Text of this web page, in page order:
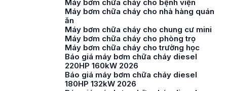
Máy bơm chữa cháy cho bệnh viện
Máy bơm chữa cháy cho nhà hàng quán
ăn
Máy bơm chữa cháy cho chung cư mini
Máy bơm chữa cháy cho phòng trọ
Máy bơm chữa cháy cho trường học
Báo giá máy bơm chữa cháy diesel
220HP 160kW 2026
Báo giá máy bơm chữa cháy diesel
180HP 132kW 2026